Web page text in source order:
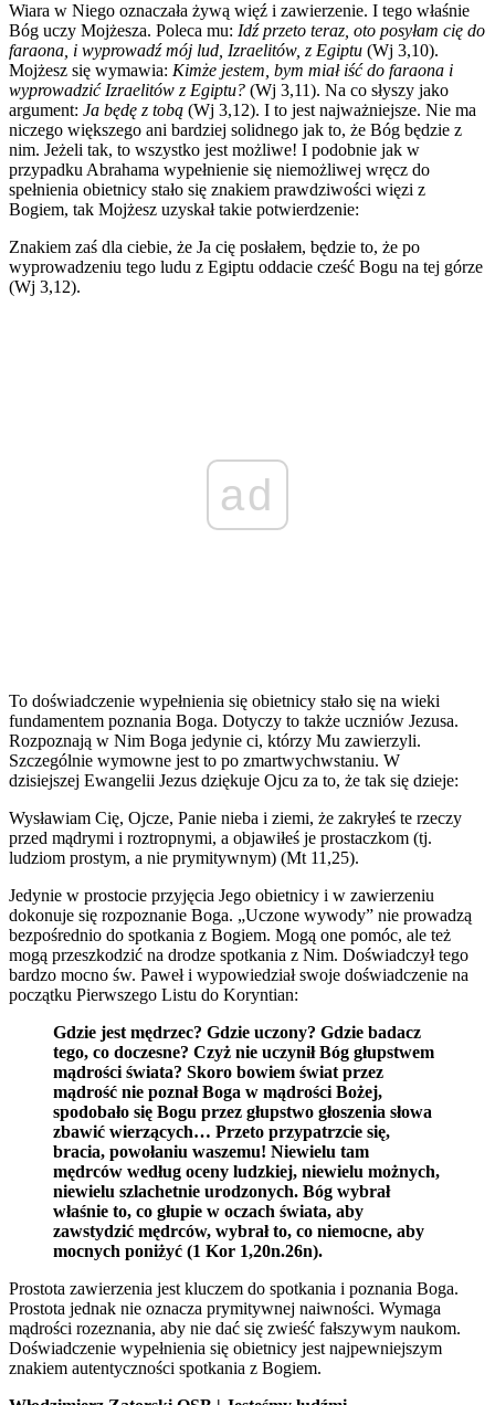
Wiara w Niego oznaczała żywą więź i zawierzenie. I tego właśnie
Bóg uczy Mojżesza. Poleca mu: Idź przeto teraz, oto posyłam cię do
faraona, i wyprowadź mój lud, Izraelitów, z Egiptu (Wj 3,10).
Mojżesz się wymawia: Kimże jestem, bym miał iść do faraona i
wyprowadzić Izraelitów z Egiptu? (Wj 3,11). Na co słyszy jako
argument: Ja będę z tobą (Wj 3,12). I to jest najważniejsze. Nie ma
niczego większego ani bardziej solidnego jak to, że Bóg będzie z
nim. Jeżeli tak, to wszystko jest możliwe! I podobnie jak w
przypadku Abrahama wypełnienie się niemożliwej wręcz do
spełnienia obietnicy stało się znakiem prawdziwości więzi z
Bogiem, tak Mojżesz uzyskał takie potwierdzenie:
Znakiem zaś dla ciebie, że Ja cię posłałem, będzie to, że po
wyprowadzeniu tego ludu z Egiptu oddacie cześć Bogu na tej górze
(Wj 3,12).
ad
To doświadczenie wypełnienia się obietnicy stało się na wieki
fundamentem poznania Boga. Dotyczy to także uczniów Jezusa.
Rozpoznają w Nim Boga jedynie ci, którzy Mu zawierzyli.
Szczególnie wymowne jest to po zmartwychwstaniu. W
dzisiejszej Ewangelii Jezus dziękuje Ojcu za to, że tak się dzieje:
Wysławiam Cię, Ojcze, Panie nieba i ziemi, że zakryłeś te rzeczy
przed mądrymi i roztropnymi, a objawiłeś je prostaczkom (tj.
ludziom prostym, a nie prymitywnym) (Mt 11,25).
Jedynie w prostocie przyjęcia Jego obietnicy i w zawierzeniu
dokonuje się rozpoznanie Boga. „Uczone wywody” nie prowadzą
bezpośrednio do spotkania z Bogiem. Mogą one pomóc, ale też
mogą przeszkodzić na drodze spotkania z Nim. Doświadczył tego
bardzo mocno św. Paweł i wypowiedział swoje doświadczenie na
początku Pierwszego Listu do Koryntian:
Gdzie jest mędrzec? Gdzie uczony? Gdzie badacz
tego, co doczesne? Czyż nie uczynił Bóg głupstwem
mądrości świata? Skoro bowiem świat przez
mądrość nie poznał Boga w mądrości Bożej,
spodobało się Bogu przez głupstwo głoszenia słowa
zbawić wierzących… Przeto przypatrzcie się,
bracia, powołaniu waszemu! Niewielu tam
mędrców według oceny ludzkiej, niewielu możnych,
niewielu szlachetnie urodzonych. Bóg wybrał
właśnie to, co głupie w oczach świata, aby
zawstydzić mędrców, wybrał to, co niemocne, aby
mocnych poniżyć (1 Kor 1,20n.26n).
Prostota zawierzenia jest kluczem do spotkania i poznania Boga.
Prostota jednak nie oznacza prymitywnej naiwności. Wymaga
mądrości rozeznania, aby nie dać się zwieść fałszywym naukom.
Doświadczenie wypełnienia się obietnicy jest najpewniejszym
znakiem autentyczności spotkania z Bogiem.